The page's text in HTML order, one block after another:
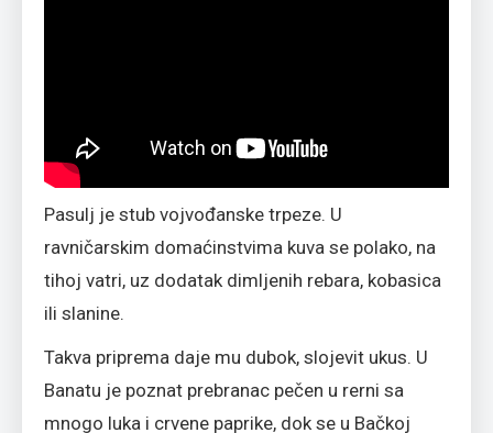
Pasulj je stub vojvođanske trpeze. U
ravničarskim domaćinstvima kuva se polako, na
tihoj vatri, uz dodatak dimljenih rebara, kobasica
ili slanine.
Takva priprema daje mu dubok, slojevit ukus. U
Banatu je poznat prebranac pečen u rerni sa
mnogo luka i crvene paprike, dok se u Bačkoj